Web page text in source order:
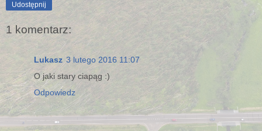
Udostępnij
1 komentarz:
Lukasz 3 lutego 2016 11:07
O jaki stary ciapąg :)
Odpowiedz